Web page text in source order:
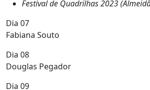
Festival de Quadrilhas 2023
Dia 07
Fabiana Souto
Dia 08
Douglas Pegador
Dia 09